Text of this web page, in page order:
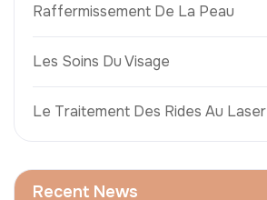
Raffermissement De La Peau
Les Soins Du Visage
Le Traitement Des Rides Au Laser
Recent News